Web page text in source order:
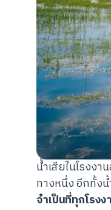
น้ำเสียในโรงง
ทางหนึ่ง อีกทั้ง
จำเป็นที่ทุกโรง